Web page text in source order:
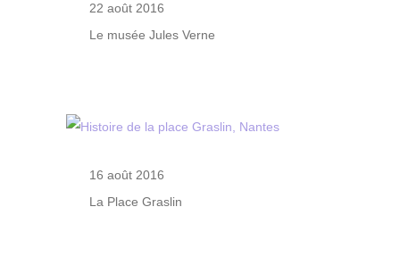
22 août 2016
Le musée Jules Verne
16 août 2016
La Place Graslin